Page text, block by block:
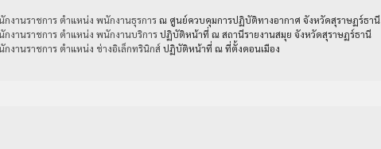
งานราชการ ตำแหน่ง พนักงานธุรการณ ศูนย์ควบคุมการปฏิบัติทางอากาศ จังหวัดสุราษฏร์ธานี
งานราชการ ตำแหน่ง พนักงานบริการปฏิบัติหน้าที่ ณ สถานีรายงานสมุย จังหวัดสุราษฏร์ธานี
งานราชการ ตำแหน่ง ช่างอิเล็กทรินิกส์ ปฏิบัติหน้าที่ ณ ที่ตั้งดอนเมือง